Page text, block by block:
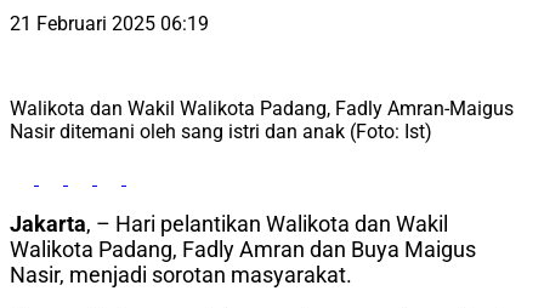
21 Februari 2025 06:19
Walikota dan Wakil Walikota Padang, Fadly Amran-Maigus
Nasir ditemani oleh sang istri dan anak (Foto: Ist)
Jakarta, – Hari pelantikan Walikota dan Wakil
Walikota Padang, Fadly Amran dan Buya Maigus
Nasir, menjadi sorotan masyarakat.